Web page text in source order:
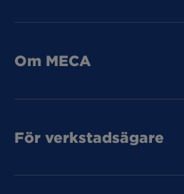
Om MECA
För verkstadsägare